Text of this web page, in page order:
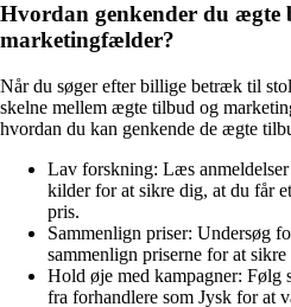
Hvordan genkender du
marketingfælder?
Når du søger efter billige betræk til
skelne mellem ægte tilbud og
hvordan du kan genkende de ægte
Lav forskning: Læs
kilder for at sikre dig, at du får
pris.
Sammenlign priser: Undersøg
sammenlign priserne for at
Hold øje med kampagner: Følg
fra forhandlere som Jysk for at